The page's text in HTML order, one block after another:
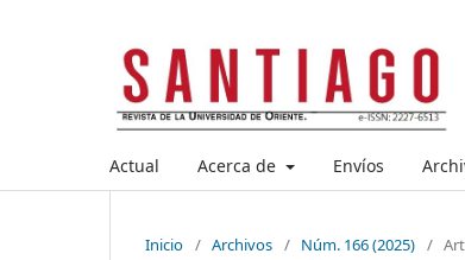
Actual Acerca de Envíos
Inicio / Archivos / Núm. 166 (2025) /